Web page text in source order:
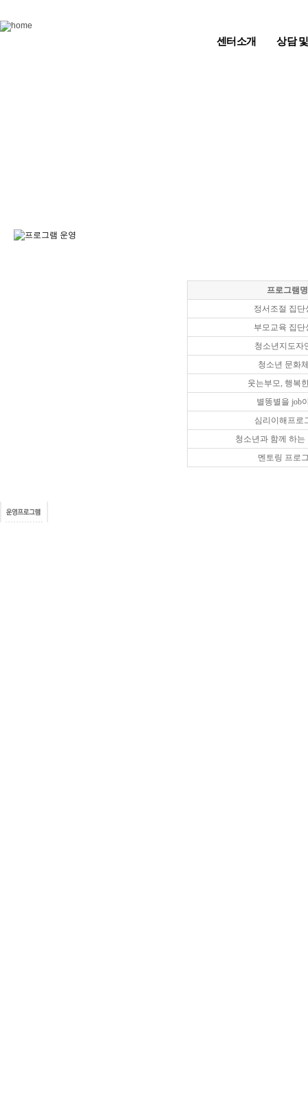
센터소개 상담
프로그램명
정서조절 집단
부모교육 집단
청소년지도자
청소년 문화
웃는부모, 행복
별똥별을 job
심리이해프로
청소년과 함께 하는
멘토링 프로